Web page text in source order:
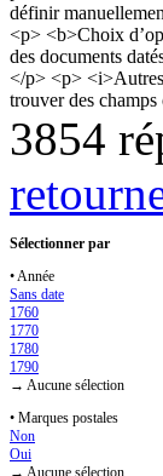
3854
Sélectionner par
• Année
Sans date
1760
1770
1780
1790
→ Aucune sélection
• Marques postales
Non
Oui